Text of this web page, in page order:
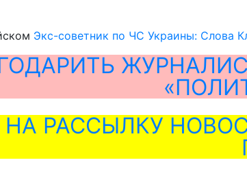
Экс-советник по ЧС Украины: Слова
РАССЫЛКУ